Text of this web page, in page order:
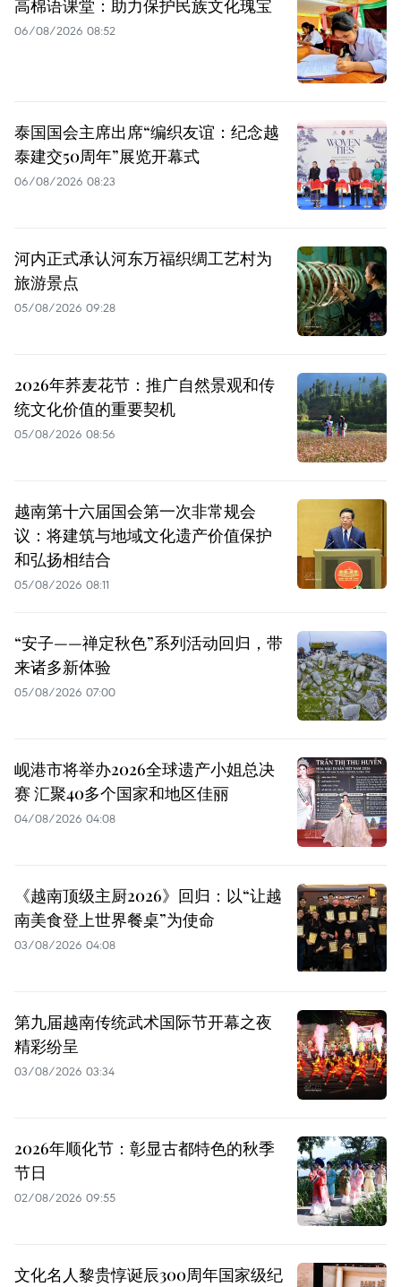
高棉语课堂：助力保护民族文化瑰宝
06/08/2026 08:52
泰国国会主席出席“编织友谊：纪念越
泰建交50周年”展览开幕式
06/08/2026 08:23
河内正式承认河东万福织绸工艺村为
旅游景点
05/08/2026 09:28
2026年荞麦花节：推广自然景观和传
统文化价值的重要契机
05/08/2026 08:56
越南第十六届国会第一次非常规会
议：将建筑与地域文化遗产价值保护
和弘扬相结合
05/08/2026 08:11
“安子——禅定秋色”系列活动回归，带
来诸多新体验
05/08/2026 07:00
岘港市将举办2026全球遗产小姐总决
赛 汇聚40多个国家和地区佳丽
04/08/2026 04:08
《越南顶级主厨2026》回归：以“让越
南美食登上世界餐桌”为使命
03/08/2026 04:08
第九届越南传统武术国际节开幕之夜
精彩纷呈
03/08/2026 03:34
2026年顺化节：彰显古都特色的秋季
节日
02/08/2026 09:55
文化名人黎贵惇诞辰300周年国家级纪